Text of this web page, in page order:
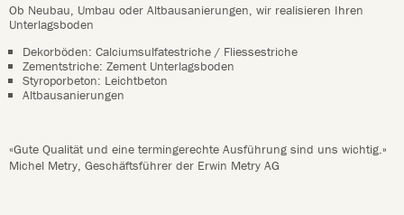
Ob Neubau, Umbau oder Altbausanierungen, wir realisieren Ihren
Unterlagsboden
Dekorböden: Calciumsulfatestriche / Fliessestriche
Zementstriche: Zement Unterlagsboden
Styroporbeton: Leichtbeton
Altbausanierungen
«Gute Qualität und eine termingerechte Ausführung sind uns wichtig.»
Michel Metry, Geschäftsführer der Erwin Metry AG